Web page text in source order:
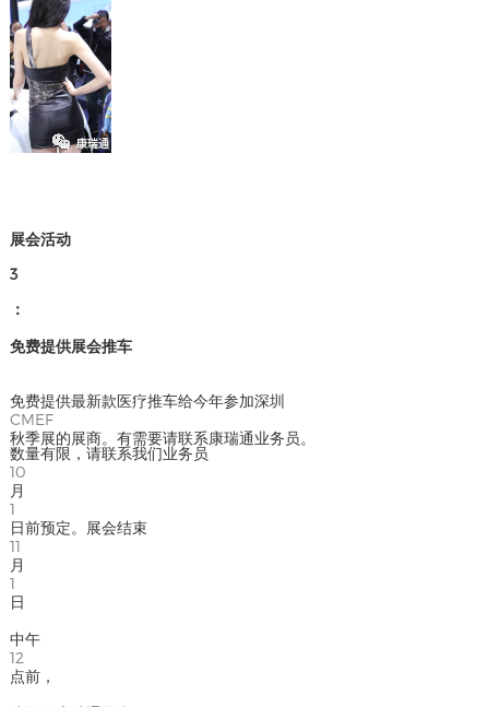
展会活动
3
：
免费提供展会推车
免费提供最新款医疗推车给今年参加深圳
CMEF
秋季展的展商。有需要请联系康瑞通业务员。
数量有限，请联系我们业务员
10
月
1
日前预定。展会结束
11
月
1
日
中午
12
点前，